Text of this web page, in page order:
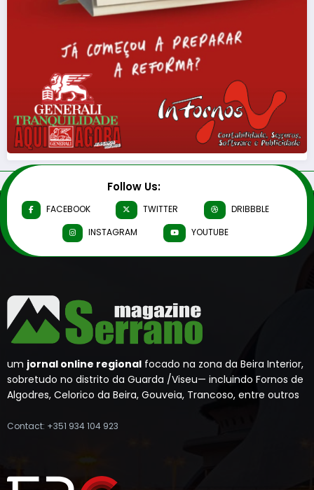
Follow Us:
FACEBOOK TWITTER
DRIBBBLE
INSTAGRAM
YOUTUBE
um jornal online regional focado na zona da Beira Interior,
sobretudo no distrito da Guarda /Viseu— incluindo Fornos de
Algodres, Celorico da Beira, Gouveia, Trancoso, entre outros
Contact: +351 934 104 923